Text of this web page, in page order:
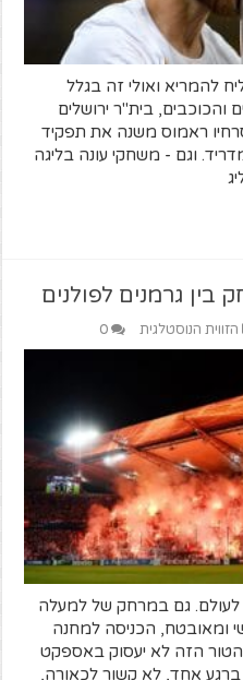
להמריא ואולי זה בגלל
בית"ר ירושלים
ראמוס משנה את תפקיד
וגם - משחקי עונה בליגה
בין גרמנים לפולנים
הזווית הנוסטלגית 0
לעולם. גם במרחק של למעלה
ומאובטח, הכניסה למחנה
הטור הזה לא יעסוק באספקט
ברגע אחד, לא קשור לכאורה,